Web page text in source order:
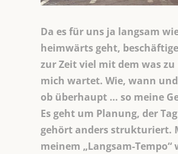
Da es für uns ja langsam
heimwärts geht,
zur Zeit viel mit dem was zu
mich wartet. Wie, wann
ob überhaupt … so meine
Es geht um Planung, der
gehört anders strukturiert.
meinem „Langsam-Tempo“